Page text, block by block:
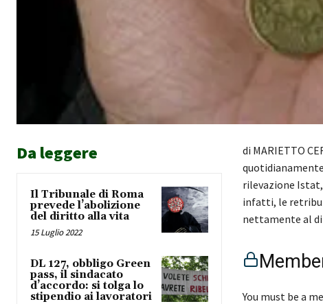
Da leggere
Il Tribunale di Roma
prevede l’abolizione
del diritto alla vita
15 Luglio 2022
DL 127, obbligo Green
pass, il sindacato
d’accordo: si tolga lo
stipendio ai lavoratori
di MARIETTO
rilevazione
infatti, le
nettamente al
You must be a